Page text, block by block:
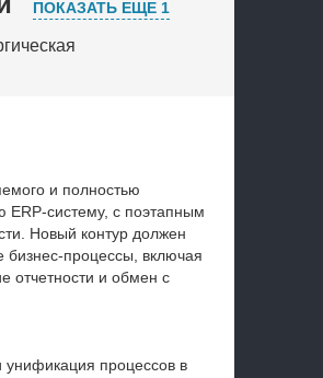
ПОКАЗАТЬ ЕЩЕ 1
и полностью
ERP-систему, с поэтапным
Новый контур должен
процессы, включая
отчетности и обмен с
процессов в